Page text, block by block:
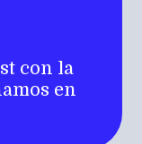
con la
en